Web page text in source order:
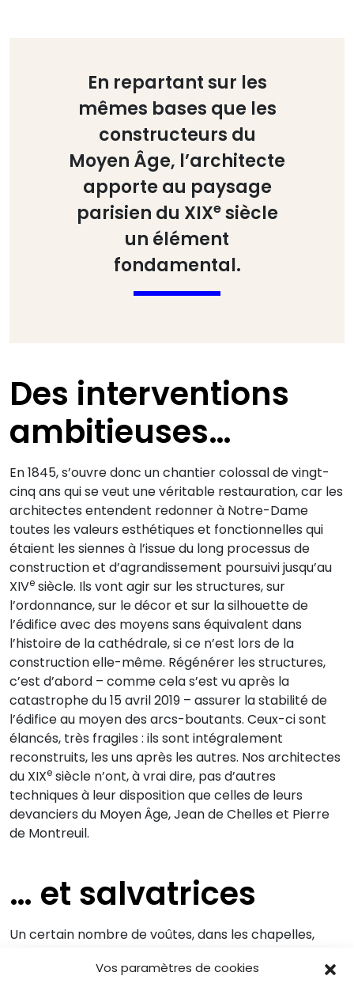
Vos paramètres de cookies
En repartant sur les
mêmes bases que les
constructeurs du
Moyen Âge, l’architecte
apporte au paysage
parisien du XIXesiècle
un élément
fondamental.
Des interventions
ambitieuses…
En 1845, s’ouvre donc un chantier colossal de vingt-
cinq ans qui se veut une véritable restauration, car les
architectes entendent redonner à Notre-Dame
toutes les valeurs esthétiques et fonctionnelles qui
étaient les siennes à l’issue du long processus de
construction et d’agrandissement poursuivi jusqu’au
XIVe siècle. Ils vont agir sur les structures, sur
l’ordonnance, sur le décor et sur la silhouette de
l’édifice avec des moyens sans équivalent dans
l’histoire de la cathédrale, si ce n’est lors de la
construction elle-même. Régénérer les structures,
c’est d’abord – comme cela s’est vu après la
catastrophe du 15 avril 2019 – assurer la stabilité de
l’édifice au moyen des arcs-boutants. Ceux-ci sont
élancés, très fragiles : ils sont intégralement
reconstruits, les uns après les autres. Nos architectes
du XIXe siècle n’ont, à vrai dire, pas d’autres
techniques à leur disposition que celles de leurs
devanciers du Moyen Âge, Jean de Chelles et Pierre
de Montreuil.
… et salvatrices
Un certain nombre de voûtes, dans les chapelles,
roses, particulièrement celles du XIIIesiècle ornant les